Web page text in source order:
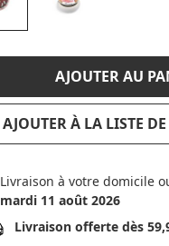
AJOUTER AU
AJOUTER À LA LISTE
Livraison à votre domicile
mardi 11 août 2026
Livraison offerte dès